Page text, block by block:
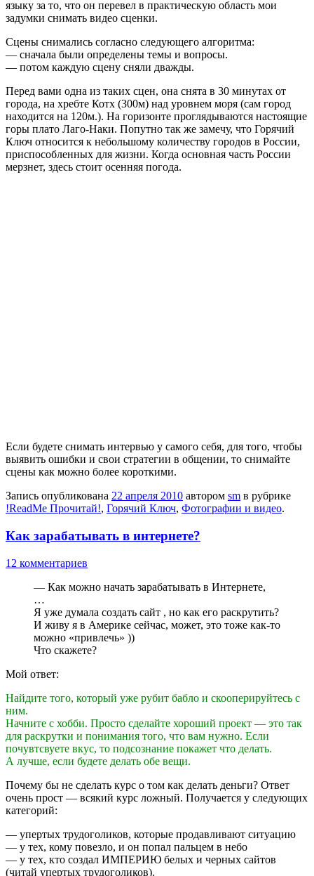
языку за то, что он перевел в практическую область мои
задумки снимать видео сценки.
Сцены снимались согласно следующего алгоритма:
— сначала были определены темы и вопросы.
— потом каждую сцену сняли дважды.
Перед вами одна из таких сцен, она снята в 30 минутах от
города, на хребте Котх (300м) над уровнем моря (сам город
находится на 120м.). На горизонте проглядываются настоящие
горы плато Лаго-Наки. Попутно так же замечу, что Горячий
Ключ относится к небольшому количеству городов в России,
приспособленных для жизни. Когда основная часть России
мерзнет, здесь стоит осенняя погода.
Если будете снимать интервью у самого себя, для того, чтобы
выявить ошибки и свои стратегии в общении, то снимайте
сцены как можно более короткими.
Запись опубликована 22 апреля 2010 автором sm в рубрике
!ReadMe Прочитай!, Горячий Ключ, Фотографии и видео.
Как зарабатывать в интернете?
12 комментариев
— Как можно начать зарабатывать в Интернете,
…
Я уже думала создать сайт , но как его раскрутить?
И живу я в Америке сейчас, может, это тоже как-то
можно «привлечь» ))
Что скажете?
Мой ответ:
Найдите того, который уже рубит бабло и скооперируйтесь с
ним.
Начните с хобби. Просто сделайте хороший проект — это так
для раскрутки и понимания того, что вам нужно. Если
почувтсвуете вкус, то подсознание покажет что делать.
А лучше, если будете делать обе вещи.
Почему бы не сделать курс о том как делать деньги? Ответ
очень прост — всякий курс ложный. Получается у следующих
категорий:
— упертых трудоголиков, которые продавливают ситуацию
— у тех, кому повезло, и он попал пальцем в небо
— у тех, кто создал ИМПЕРИЮ белых и черных сайтов
(читай упертых трудоголиков).